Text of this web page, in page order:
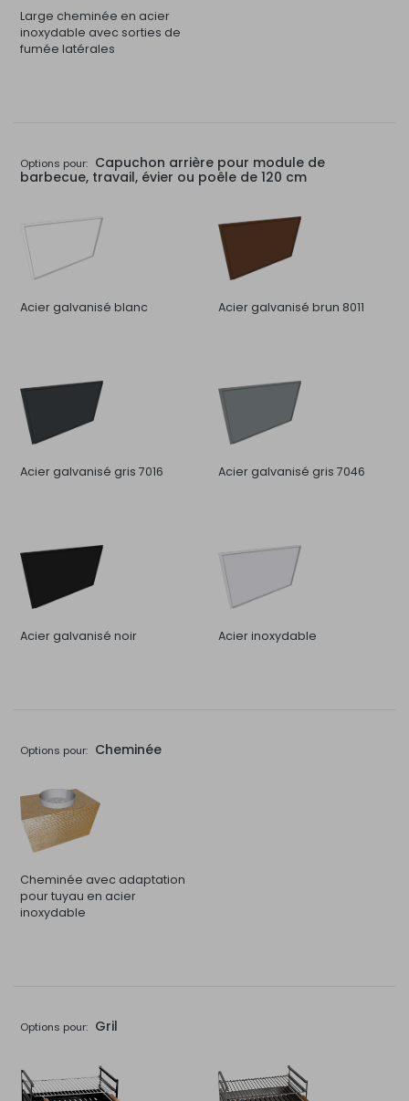
Large cheminée en acier
inoxydable avec sorties de
fumée latérales
Options pour: Capuchon arrière pour module de
barbecue, travail, évier ou poêle de 120 cm
Acier galvanisé blanc Acier galvanisé brun 8011
Acier galvanisé gris 7016 Acier galvanisé gris 7046
Acier galvanisé noir Acier inoxydable
Options pour: Cheminée
Cheminée avec adaptation
pour tuyau en acier
inoxydable
Options pour: Gril